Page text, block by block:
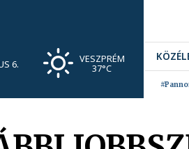
6. VESZPRÉM
37°C